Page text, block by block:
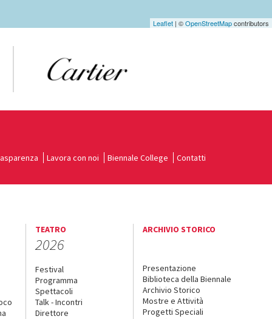
Leaflet | ©OpenStreetMapcontributors
Lavora con noi Biennale College Contatti
TEATRO
2026
Festival
Programma
Spettacoli
Talk - Incontri
Direttore
ARCHIVIO STORICO
Presentazione
Biblioteca della Biennale
Archivio Storico
Mostre e Attività
Progetti Speciali